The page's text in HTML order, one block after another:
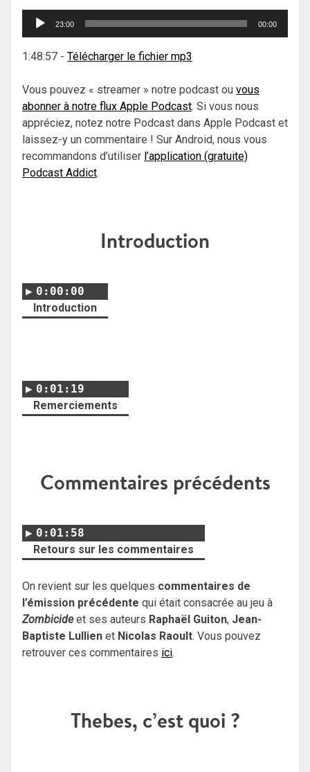
Lecteur
23:00 00:00
1:48:57 - Télécharger le fichier mp3
Vous pouvez « streamer » notre podcast ou vous
abonner à notre flux Apple Podcast. Si vous nous
appréciez, notez notre Podcast dans Apple Podcast et
laissez-y un commentaire ! Sur Android, nous vous
recommandons d’utiliser l’application (gratuite)
Podcast Addict.
Introduction
0:00:00
Introduction
0:01:19
Remerciements
Commentaires précédents
0:01:58
Retours sur les commentaires
On revient sur les quelques commentaires de
l’émission précédente qui était consacrée au jeu à
Zombicideet ses auteurs Raphaël Guiton, Jean-
Baptiste Lullien et Nicolas Raoult. Vous pouvez
retrouver ces commentaires ici.
Thebes, c’est quoi ?